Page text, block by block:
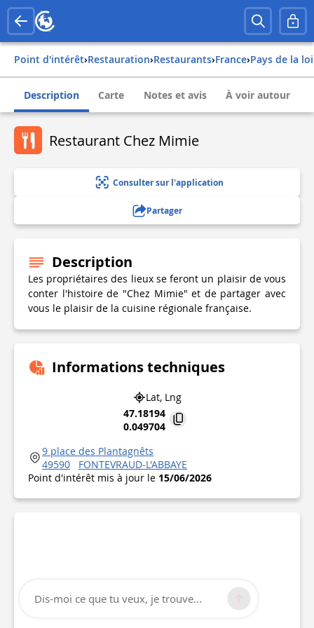
Point d'intérêt› Restauration› Restaurants› france› pays de la
Description Carte Notes et avis À voir autour
Restaurant Chez Mimie
Consulter sur l'application
Partager
Description
Les propriétaires des lieux se feront un plaisir de vous
conter l'histoire de "Chez Mimie" et de partager avec
vous le plaisir de la cuisine régionale française.
Informations techniques
Lat, Lng
47.18194
0.049704
9 place des Plantagnêts
49590
FONTEVRAUD-L'ABBAYE
Point d'intérêt mis à jour le 15/06/2026
Dis-moi ce que tu veux, je trouve...